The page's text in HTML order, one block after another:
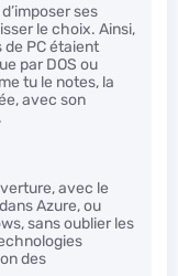
ses
le choix. Ainsi,
de PC étaient
par DOS ou
tu le notes, la
avec son
avec le
Azure, ou
sans oublier les
des